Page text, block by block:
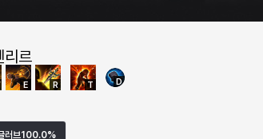
리르
E R T D
러브100.0%